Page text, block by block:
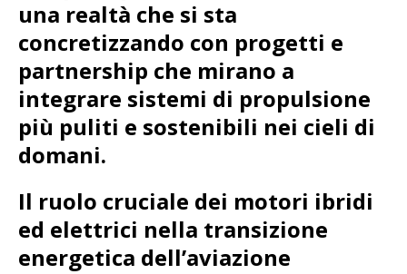
una realtà che si sta
concretizzando con progetti e
partnership che mirano a
integrare sistemi di propulsione
più puliti e sostenibili nei cieli di
domani.
Il ruolo cruciale dei motori ibridi
ed elettrici nella transizione
energetica dell’aviazione